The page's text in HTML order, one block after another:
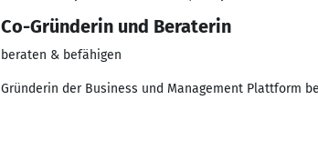
Co-Gründerin und Beraterin
beraten & befähigen
Gründerin der Business und Management Plattform